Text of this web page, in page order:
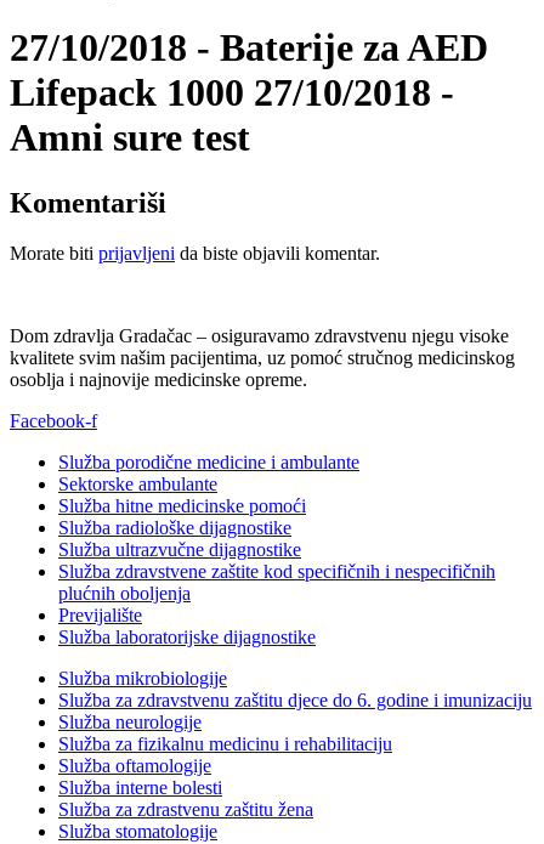
27/10/2018 - Baterije za AED
Lifepack 1000 27/10/2018 -
Amni sure test
Komentariši
Morate biti prijavljeni da biste objavili komentar.
Dom zdravlja Gradačac – osiguravamo zdravstvenu njegu visoke
kvalitete svim našim pacijentima, uz pomoć stručnog medicinskog
osoblja i najnovije medicinske opreme.
Facebook-f
Služba porodične medicine i ambulante
Sektorske ambulante
Služba hitne medicinske pomoći
Služba radiološke dijagnostike
Služba ultrazvučne dijagnostike
Služba zdravstvene zaštite kod specifičnih i nespecifičnih
plućnih oboljenja
Previjalište
Služba laboratorijske dijagnostike
Služba mikrobiologije
Služba za zdravstvenu zaštitu djece do 6. godine i imunizaciju
Služba neurologije
Služba za fizikalnu medicinu i rehabilitaciju
Služba oftamologije
Služba interne bolesti
Služba za zdrastvenu zaštitu žena
Služba stomatologije